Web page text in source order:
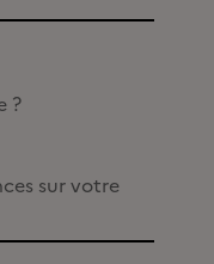
?
sur votre